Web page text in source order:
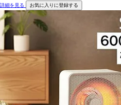
詳細を見る
お気に入りに登録する